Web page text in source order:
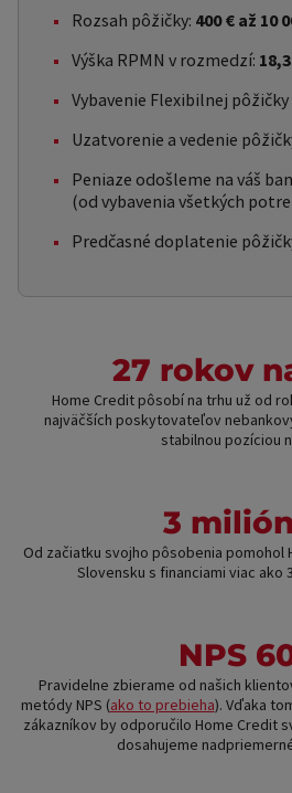
Rozsah pôžičky: 400 € až 10
Výška RPMN v rozmedzí:
Vybavenie Flexibilnej
Uzatvorenie a vedenie
Peniaze odošleme na váš
(od vybavenia všetkých
Predčasné doplatenie
27 rokov
Home Credit pôsobí na trhu už od
najväčších poskytovateľov
stabilnou pozíciou
3
Od začiatku svojho pôsobenia pomohol
Slovensku s financiami viac ako
NPS
Pravidelne zbierame od našich
metódy NPS (ako to prebieha). Vďaka
zákazníkov by odporučilo Home Credit
dosahujeme